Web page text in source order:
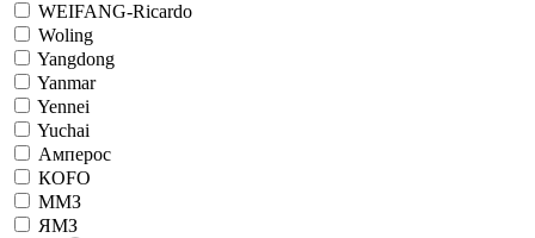
WEIFANG-Ricardo
Woling
Yangdong
Yanmar
Yennei
Yuchai
Амперос
КОFO
ММЗ
ЯМЗ